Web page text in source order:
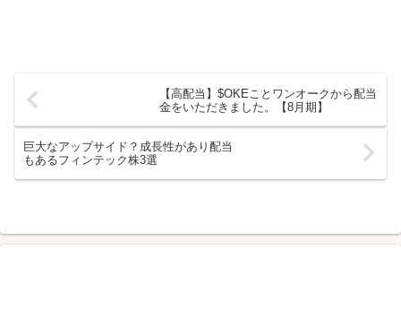
【高配当】$OKEことワンオークから配当
金をいただきました。【8月期】
巨大なアップサイド？成長性があり配当
もあるフィンテック株3選